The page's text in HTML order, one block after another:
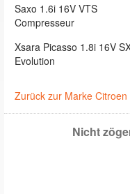
Saxo 1.6i 16V VTS
Compresseur
Xsara Picasso 1.8i 16V
Evolution
Zurück zur Marke Citroen
Nicht